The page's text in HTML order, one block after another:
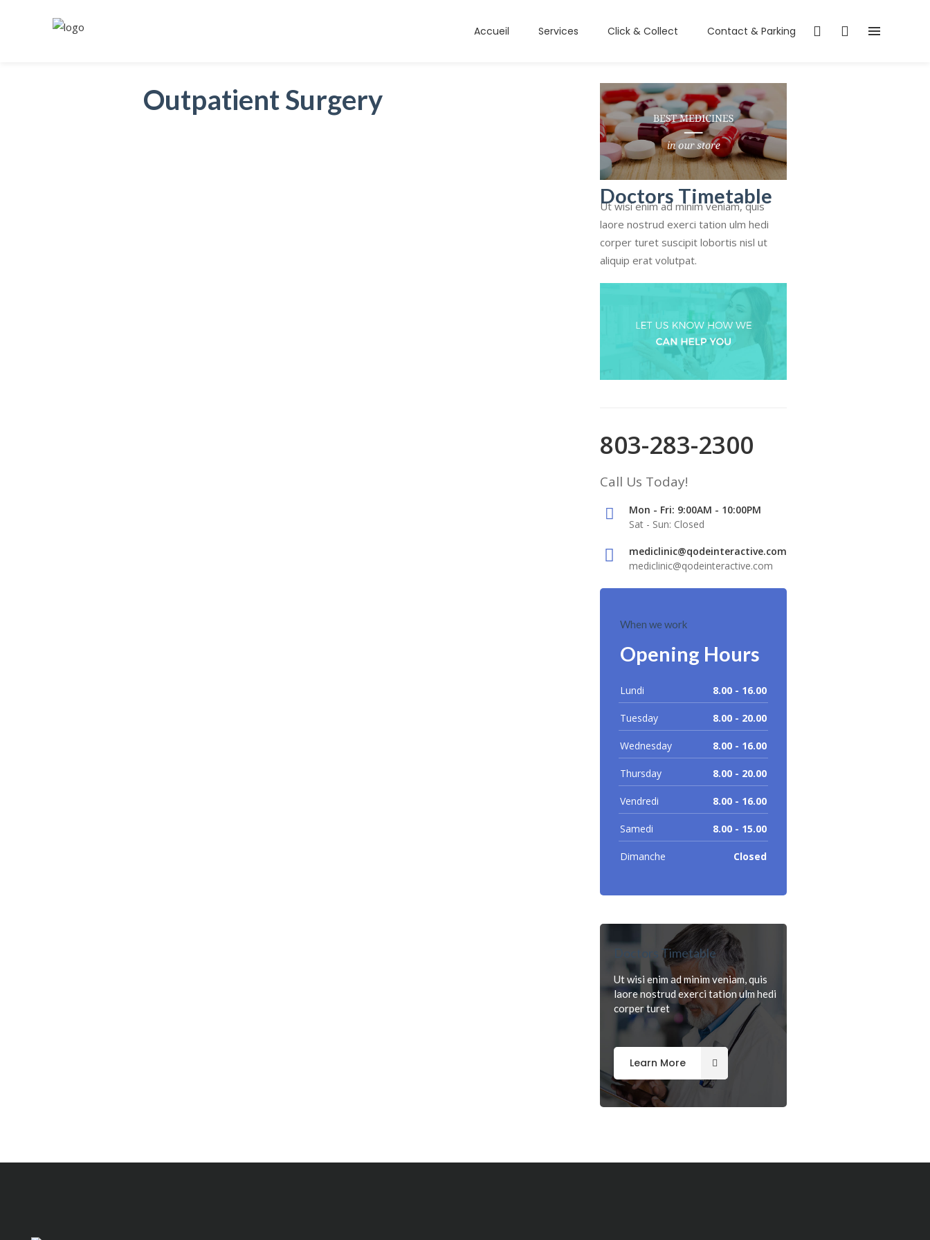
Accueil Services Click & Collect Contact & Parking
Outpatient Surgery
Doctors Timetable
Ut wisi enim ad minim veniam, quis
laore nostrud exerci tation ulm hedi
corper turet suscipit lobortis nisl ut
aliquip erat volutpat.
803-283-2300
Call Us Today!
Mon - Fri: 9:00AM - 10:00PM
Sat - Sun: Closed
mediclinic@qodeinteractive.com
mediclinic@qodeinteractive.com
When we work
Opening Hours
Lundi 8.00 - 16.00
Tuesday 8.00 - 20.00
Wednesday 8.00 - 16.00
Thursday 8.00 - 20.00
Vendredi 8.00 - 16.00
Samedi 8.00 - 15.00
Dimanche Closed
Doctors Timetable
Ut wisi enim ad minim veniam, quis
laore nostrud exerci tation ulm hedi
corper turet
Learn More